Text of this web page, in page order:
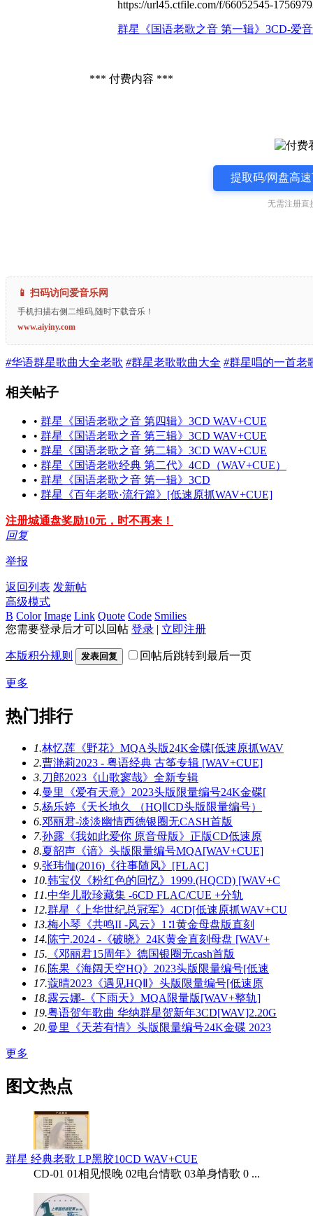
https://url45.ctfile.com/f/66052545-
群星《国语老歌之音 第一辑》3CD-爱
*** 付费内容 ***
提取码/网盘高
无需注册直
📱 扫码访问爱音乐网
手机扫描右侧二维码,随时下载音乐！
www.aiyiny.com
#华语群星歌曲大全老歌 #群星老歌歌曲大全 #群星唱的一首老
相关帖子
• 群星《国语老歌之音 第四辑》3CD WAV+CUE
• 群星《国语老歌之音 第三辑》3CD WAV+CUE
• 群星《国语老歌之音 第二辑》3CD WAV+CUE
• 群星《国语老歌经典 第二代》4CD（WAV+CUE）
• 群星《国语老歌之音 第一辑》3CD
• 群星《百年老歌·流行篇》[低速原抓WAV+CUE]
注册城通盘奖励10元，时不再来！
回复
举报
返回列表 发新帖
高级模式
B Color Image Link Quote Code Smilies
您需要登录后才可以回帖 登录 | 立即注册
本版积分规则 发表回复 回帖后跳转到最后一页
更多
热门排行
1.林忆莲《野花》MQA头版24K金碟[低速原抓WAV
2.曹滟莉2023 - 粤语经典 古筝专辑 [WAV+CUE]
3.刀郎2023《山歌寥哉》全新专辑
4.曼里《爱有天意》2023头版限量编号24K金碟[
5.杨乐婷《天长地久 （HQⅡCD头版限量编号）
6.邓丽君-淡淡幽情西德银圈无CASH首版
7.孙露《我如此爱你 原音母版》正版CD低速原
8.夏韶声《谙》头版限量编号MQA[WAV+CUE]
9.张玮伽(2016)《往事随风》[FLAC]
10.韩宝仪《粉红色的回忆》1999.(HQCD) [WAV+C
11.中华儿歌珍藏集 -6CD FLAC/CUE +分轨
12.群星《上华世纪总冠军》4CD[低速原抓WAV+CU
13.梅小琴《共鸣II -风云》1∶1黄金母盘版直刻
14.陈宁.2024 -《破晓》24K黄金直刻母盘 [WAV+
15. 《邓丽君15周年》德国银圈无cash首版
16.陈果《海阔天空HQ》2023头版限量编号[低速
17.蔻晴2023《遇见HQⅡ》头版限量编号[低速原
18.露云娜-《下雨天》MQA限量版[WAV+整轨]
19.粤语贺年歌曲 华纳群星贺新年3CD[WAV]2.20G
20.曼里《天若有情》头版限量编号24K金碟 2023
更多
图文热点
群星 经典老歌 LP黑胶10CD WAV+CUE
CD-01 01相见恨晚 02电台情歌 03单身情歌 0 ...